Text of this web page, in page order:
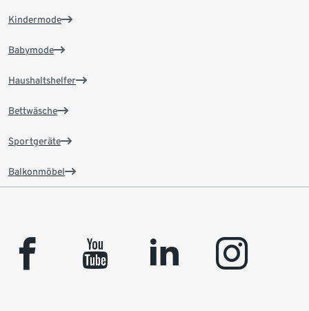
Kindermode
Babymode
Haushaltshelfer
Bettwäsche
Sportgeräte
Balkonmöbel
facebook youtube linkedin instagram